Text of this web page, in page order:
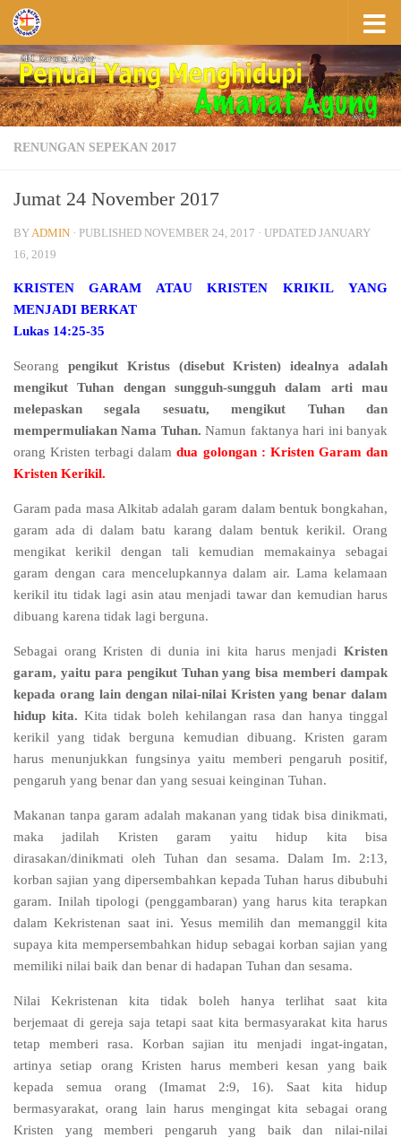
Skip to content
RENUNGAN SEPEKAN 2017
Jumat 24 November 2017
BYADMIN · PUBLISHED NOVEMBER 24, 2017 · UPDATED JANUARY
16, 2019
KRISTEN GARAM ATAU KRISTEN KRIKIL YANG
MENJADI BERKAT
Lukas 14:25-35
Seorang pengikut Kristus (disebut Kristen) idealnya adalah
mengikut Tuhan dengan sungguh-sungguh dalam arti mau
melepaskan segala sesuatu, mengikut Tuhan dan
mempermuliakan Nama Tuhan. Namun faktanya hari ini banyak
orang Kristen terbagi dalamdua golongan : Kristen Garam dan
Kristen Kerikil.
Garam pada masa Alkitab adalah garam dalam bentuk bongkahan,
garam ada di dalam batu karang dalam bentuk kerikil. Orang
mengikat kerikil dengan tali kemudian memakainya sebagai
garam dengan cara mencelupkannya dalam air. Lama kelamaan
kerikil itu tidak lagi asin atau menjadi tawar dan kemudian harus
dibuang karena tidak lagi berguna.
Sebagai orang Kristen di dunia ini kita harus menjadi Kristen
garam, yaitu para pengikut Tuhan yang bisa memberi dampak
kepada orang lain dengan nilai-nilai Kristen yang benar dalam
hidup kita. Kita tidak boleh kehilangan rasa dan hanya tinggal
kerikil yang tidak berguna kemudian dibuang. Kristen garam
harus menunjukkan fungsinya yaitu memberi pengaruh positif,
pengaruh yang benar dan yang sesuai keinginan Tuhan.
Makanan tanpa garam adalah makanan yang tidak bisa dinikmati,
maka jadilah Kristen garam yaitu hidup kita bisa
dirasakan/dinikmati oleh Tuhan dan sesama. Dalam Im. 2:13,
korban sajian yang dipersembahkan kepada Tuhan harus dibubuhi
garam. Inilah tipologi (penggambaran) yang harus kita terapkan
dalam Kekristenan saat ini. Yesus memilih dan memanggil kita
supaya kita mempersembahkan hidup sebagai korban sajian yang
memiliki nilai baik dan benar di hadapan Tuhan dan sesama.
Nilai Kekristenan kita tidak boleh hanya terlihat saat kita
berjemaat di gereja saja tetapi saat kita bermasyarakat kita harus
tetap memberi rasa. Korban sajian itu menjadi ingat-ingatan,
artinya setiap orang Kristen harus memberi kesan yang baik
kepada semua orang (Imamat 2:9, 16). Saat kita hidup
bermasyarakat, orang lain harus mengingat kita sebagai orang
Kristen yang memberi pengaruh yang baik dan nilai-nilai